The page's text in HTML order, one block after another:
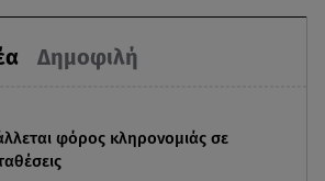
Δημοφιλή
φόρος κληρονομιάς σε